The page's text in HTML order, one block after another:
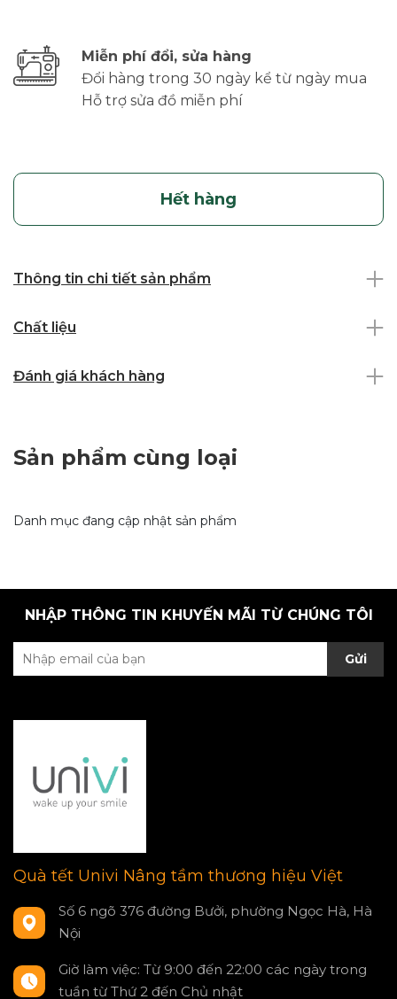
Miễn phí đổi, sửa hàng
Đổi hàng trong 30 ngày kể từ ngày mua
Hỗ trợ sửa đồ miễn phí
Hết hàng
Thông tin chi tiết sản phẩm
Chất liệu
Đánh giá khách hàng
Sản phẩm cùng loại
Danh mục đang cập nhật sản phẩm
NHẬP THÔNG TIN KHUYẾN MÃI TỪ CHÚNG TÔI
Gửi
Quà tết Univi Nâng tầm thương hiệu Việt
Số 6 ngõ 376 đường Bưởi, phường Ngọc Hà, Hà
Nội
Giờ làm việc: Từ 9:00 đến 22:00 các ngày trong
tuần từ Thứ 2 đến Chủ nhật